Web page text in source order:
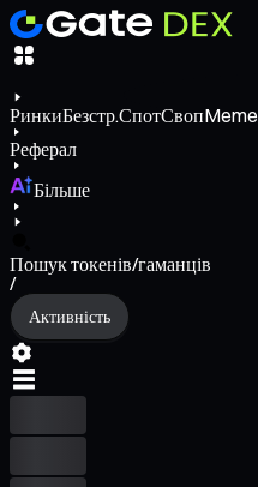
РинкиБезстр.СпотСвопMeme
Реферал
Більше
Пошук токенів/гаманців
/
Активність